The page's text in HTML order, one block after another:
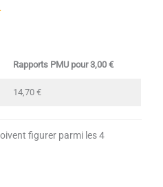
Rapports PMU pour 3,00 €
14,70 €
figurer parmi les 4